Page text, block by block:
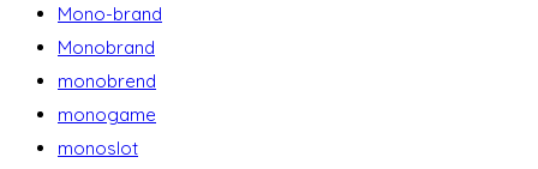
Mono-brand
Monobrand
monobrend
monogame
monoslot